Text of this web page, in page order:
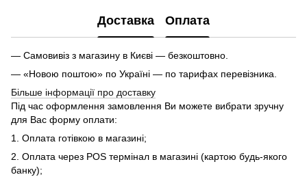
Доставка Оплата
— Самовивіз з магазину в Києві — безкоштовно.
— «Новою поштою» по Україні — по тарифах перевізника.
Більше інформації про доставку
Під час оформлення замовлення Ви можете вибрати зручну
для Вас форму оплати:
1. Оплата готівкою в магазині;
2. Оплата через POS термінал в магазині (картою будь-якого
банку);